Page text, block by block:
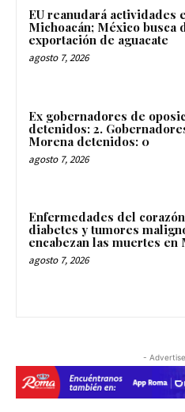
EU reanudará actividades
Michoacán; México busca
exportación de aguacate
agosto 7, 2026
Ex gobernadores de
detenidos: 2.
Morena detenidos: 0
agosto 7, 2026
Enfermedades del
diabetes y tumores
encabezan las muertes en
agosto 7, 2026
-